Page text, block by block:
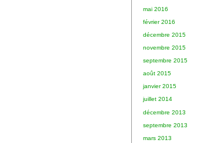
mai 2016
février 2016
décembre 2015
novembre 2015
septembre 2015
août 2015
janvier 2015
juillet 2014
décembre 2013
septembre 2013
mars 2013